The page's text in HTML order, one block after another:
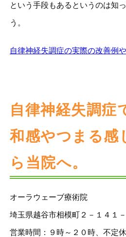
という手段もあるというのは知
う。
自律神経失調症の実際の改善例
自律神経失調症
和感やつまる感
ら当院へ。
オーラウェーブ療術院
埼玉県越谷市相模町２－１４１
営業時間：９時～２０時、不定休